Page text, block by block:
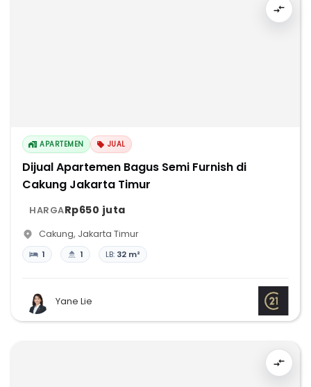
APARTEMEN JUAL
Dijual Apartemen Bagus Semi Furnish di
Cakung Jakarta Timur
HARGARp650 juta
Cakung, Jakarta Timur
1 1 LB: 32 m²
Yane Lie